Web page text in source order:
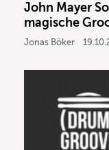
John Mayer
magische
Jonas Böker